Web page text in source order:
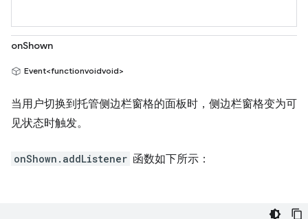
onShown
Event<functionvoidvoid>
当用户切换到托管侧边栏窗格的面板时，侧边栏窗格变为可
见状态时触发。
onShown.addListener 函数如下所示：